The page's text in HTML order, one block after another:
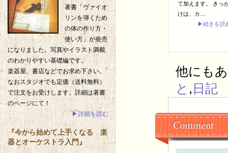
て加えます。 きっ
けは、カ…
▶続きを読
他にも
と , 日記
Comment
著書「ヴァイオ
リンを弾くため
の体の作り方・
使い方」が発売
になりました。写真やイラスト満載
のわかりやすい基礎編です。
楽器屋、書店などでお求め下さい。
なおスタジオでも定価（送料無料）
で注文をお受けします。詳細は著書
のページにて！
▶詳細を読む
『今から始めて上手くなる 楽
器とオーケストラ入門』